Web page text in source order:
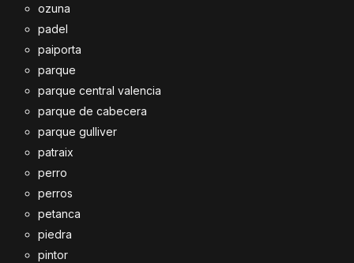
ozuna
padel
paiporta
parque
parque central valencia
parque de cabecera
parque gulliver
patraix
perro
perros
petanca
piedra
pintor